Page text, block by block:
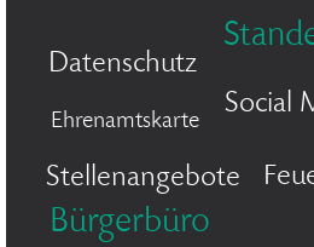
Datenschutz
Ehrenamtskarte
Social
Stellenangebote
Bürgerbüro